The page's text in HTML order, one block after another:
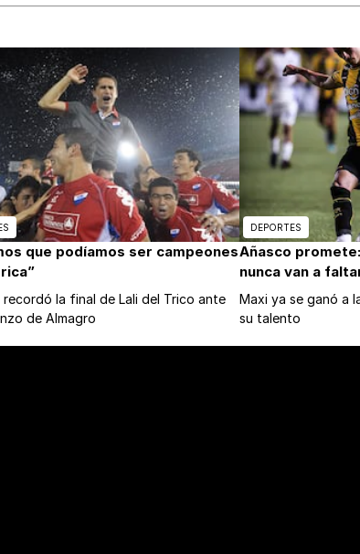
que podíamos ser campeones
recordó la final de Lali del Trico ante
de Almagro
DEPORTES
Añasco
nunca van a
Maxi ya se ganó a
su talento